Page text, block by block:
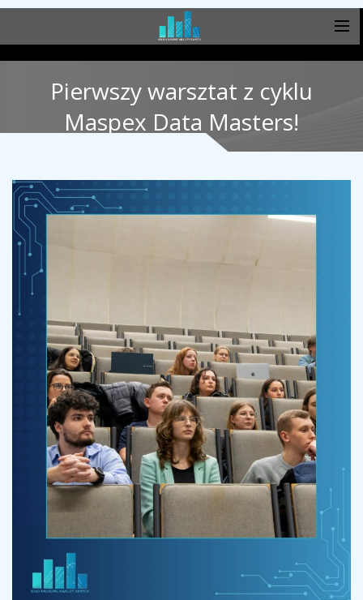
Pierwszy warsztat z cyklu
Maspex Data Masters!